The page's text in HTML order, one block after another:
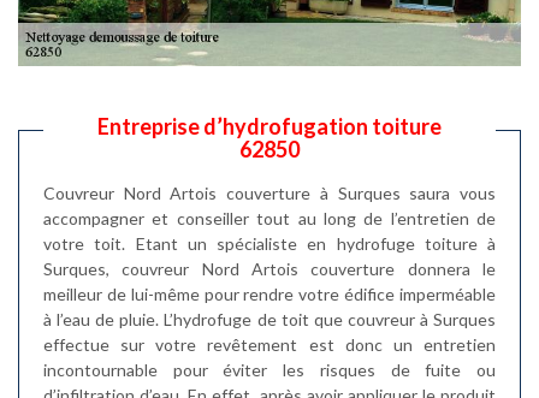
Entreprise d’hydrofugation toiture
62850
Couvreur Nord Artois couverture à Surques saura vous
accompagner et conseiller tout au long de l’entretien de
votre toit. Etant un spécialiste en hydrofuge toiture à
Surques, couvreur Nord Artois couverture donnera le
meilleur de lui-même pour rendre votre édifice imperméable
à l’eau de pluie. L’hydrofuge de toit que couvreur à Surques
effectue sur votre revêtement est donc un entretien
incontournable pour éviter les risques de fuite ou